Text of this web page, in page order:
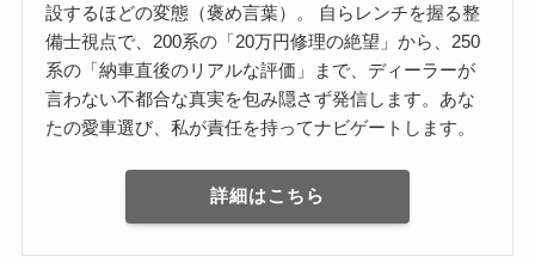
設するほどの変態（褒め言葉）。 自らレンチを握る整
備士視点で、200系の「20万円修理の絶望」から、250
系の「納車直後のリアルな評価」まで、ディーラーが
言わない不都合な真実を包み隠さず発信します。あな
たの愛車選び、私が責任を持ってナビゲートします。
詳細はこちら